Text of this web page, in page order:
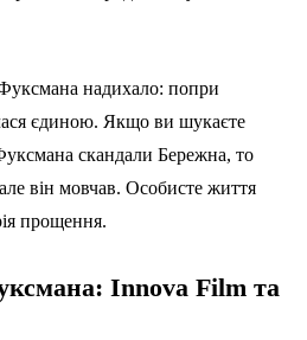
надихало: попри
єдиною. Якщо ви шукаєте
скандали Бережна, то
він мовчав. Особисте життя
прощення.
Innova Film та